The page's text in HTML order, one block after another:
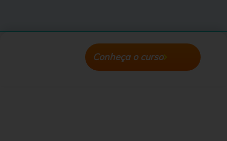
Conheça o curso